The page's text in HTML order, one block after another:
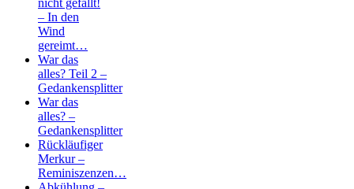
nicht gefällt!
– In den
Wind
gereimt…
War das
alles? Teil 2 –
Gedankensplitter
War das
alles? –
Gedankensplitter
Rückläufiger
Merkur –
Reminiszenzen…